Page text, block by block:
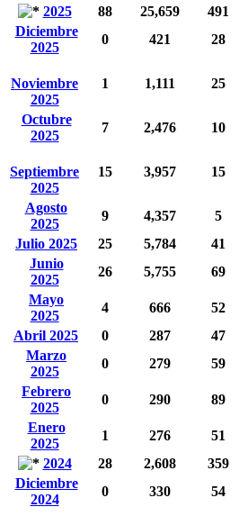
2025
88 25,659 491
Diciembre
2025
0 421 28
Noviembre
2025
1 1,111 25
Octubre
2025
7 2,476 10
Septiembre
2025
15 3,957 15
Agosto
2025
9 4,357 5
Julio 2025
25 5,784 41
Junio
2025
26 5,755 69
Mayo
2025
4 666 52
Abril 2025
0 287 47
Marzo
2025
0 279 59
Febrero
2025
0 290 89
Enero
2025
1 276 51
2024
28 2,608 359
Diciembre
2024
0 330 54